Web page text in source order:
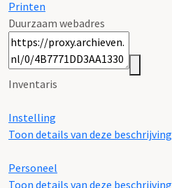
Printen
Duurzaam webadres
Inventaris
Instelling
Toon details van deze beschrijving
Personeel
Toon details van deze beschrijving